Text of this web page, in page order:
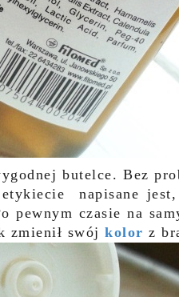
butelce. Bez
napisane
pewnym czasie na
zmienił swój kolor z